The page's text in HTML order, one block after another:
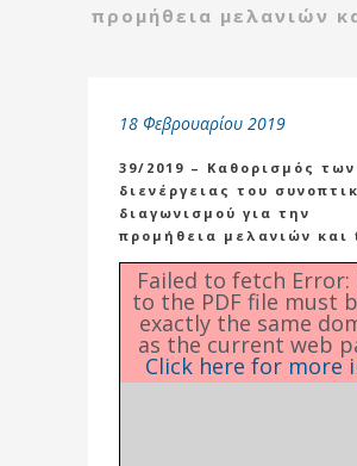
προμήθεια μελανιών
18 Φεβρουαρίου 2019
39/2019 – Καθορισμός
διενέργειας του
διαγωνισμού για την
προμήθεια μελανιών και
Failed to fetch Error:
to the PDF file must
exactly the same
as the current web
Click here for more